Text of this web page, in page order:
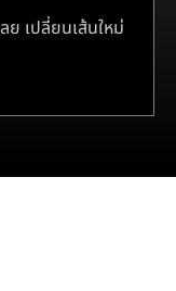
เปลี่ยนเส้นใหม่